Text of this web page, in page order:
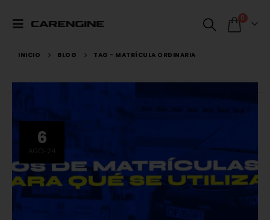
0
INICIO BLOG TAG - MATRÍCULA ORDINARIA
6
AGO-24